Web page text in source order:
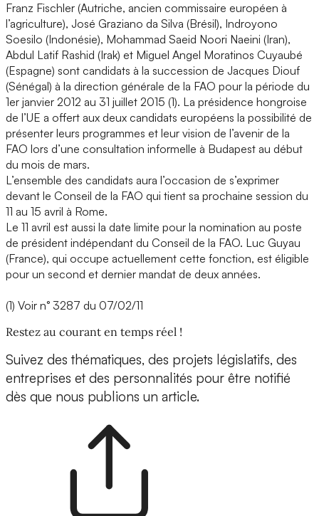
Franz Fischler (Autriche, ancien commissaire européen à
l’agriculture), José Graziano da Silva (Brésil), Indroyono
Soesilo (Indonésie), Mohammad Saeid Noori Naeini (Iran),
Abdul Latif Rashid (Irak) et Miguel Angel Moratinos Cuyaubé
(Espagne) sont candidats à la succession de Jacques Diouf
(Sénégal) à la direction générale de la FAO pour la période du
1er janvier 2012 au 31 juillet 2015 (1). La présidence hongroise
de l’UE a offert aux deux candidats européens la possibilité de
présenter leurs programmes et leur vision de l’avenir de la
FAO lors d’une consultation informelle à Budapest au début
du mois de mars.
L’ensemble des candidats aura l’occasion de s’exprimer
devant le Conseil de la FAO qui tient sa prochaine session du
11 au 15 avril à Rome.
Le 11 avril est aussi la date limite pour la nomination au poste
de président indépendant du Conseil de la FAO. Luc Guyau
(France), qui occupe actuellement cette fonction, est éligible
pour un second et dernier mandat de deux années.
(1) Voir n° 3287 du 07/02/11
Restez au courant en temps réel !
Suivez des thématiques, des projets législatifs, des
entreprises et des personnalités pour être notifié
dès que nous publions un article.